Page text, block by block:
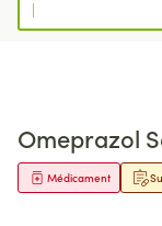
Rechercher
Omeprazol
Médicament